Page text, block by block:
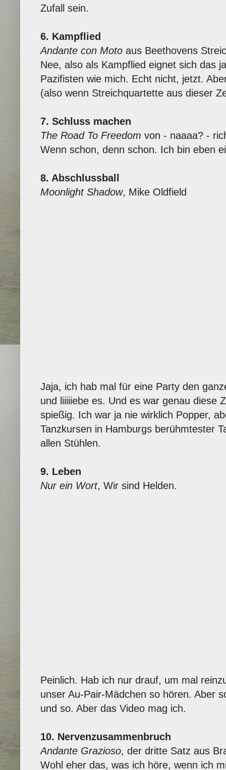
Zufall sein.
6. Kampflied
Andante con Moto aus Beethovens
Nee, also als Kampflied eignet sich das
Pazifisten wie mich. Echt nicht, jetzt.
(also wenn Streichquartette aus dieser
7. Schluss machen
The Road To Freedom von - naaaa? -
Wenn schon, denn schon. Ich bin eben
8. Abschlussball
Moonlight Shadow, Mike Oldfield
Jaja, ich hab mal für eine Party den
und liiiiiebe es. Und es war genau diese
spießig. Ich war ja nie wirklich Popper,
Tanzkursen in Hamburgs berühmtester
allen Stühlen.
9. Leben
Nur ein Wort, Wir sind Helden.
Peinlich. Hab ich nur drauf, um mal
unser Au-Pair-Mädchen so hören. Aber
und so. Aber das Video mag ich.
10. Nervenzusammenbruch
Andante Grazioso, der dritte Satz aus
Wohl eher das, was ich höre, wenn ich